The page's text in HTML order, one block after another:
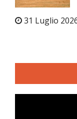
31 Luglio